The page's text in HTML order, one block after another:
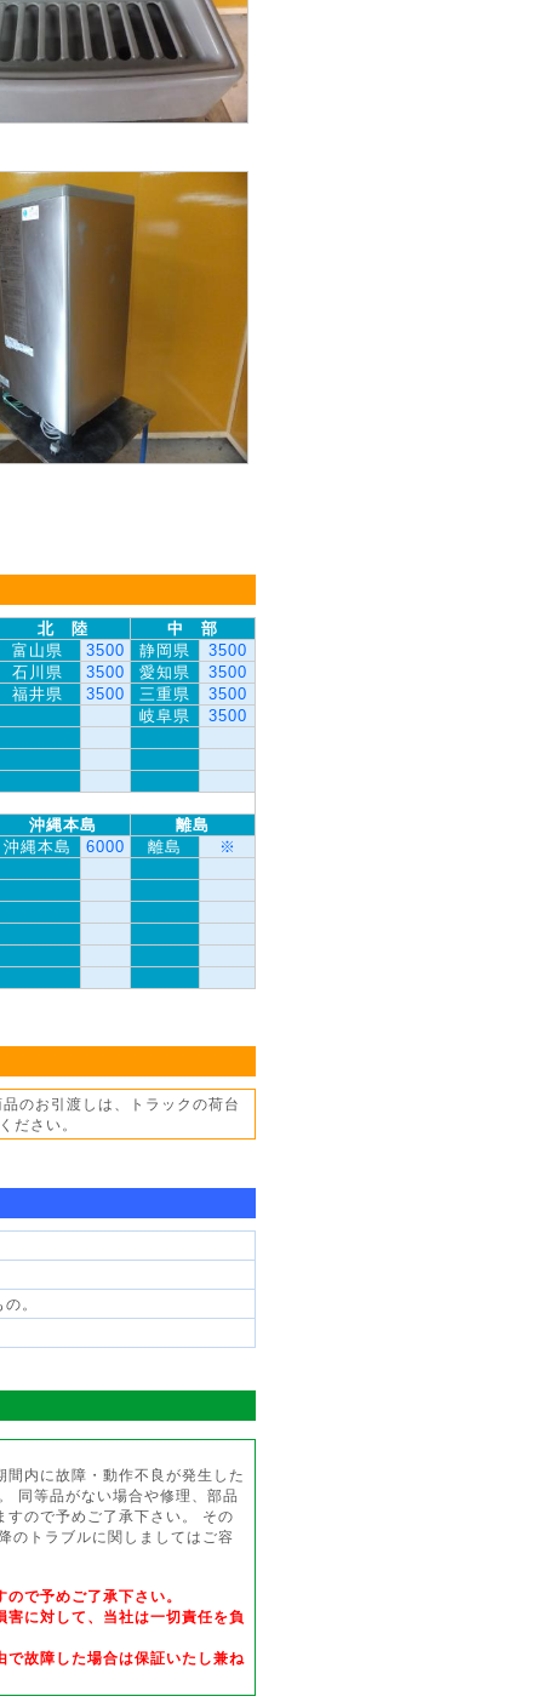
北 陸
中 部
富山県 3500 静岡県
3500
石川県 3500 愛知県
3500
福井県 3500 三重県
3500
岐阜県
3500
沖縄本島
離島
沖縄本島 6000 離島
※
のお引渡しは、トラックの荷台
ださい。
。
内に故障・動作不良が発生した
同等品がない場合や修理、部品
すので予めご了承下さい。 その
のトラブルに関しましてはご容
で予めご了承下さい。
に対して、当社は一切責任を負
故障した場合は保証いたし兼ね